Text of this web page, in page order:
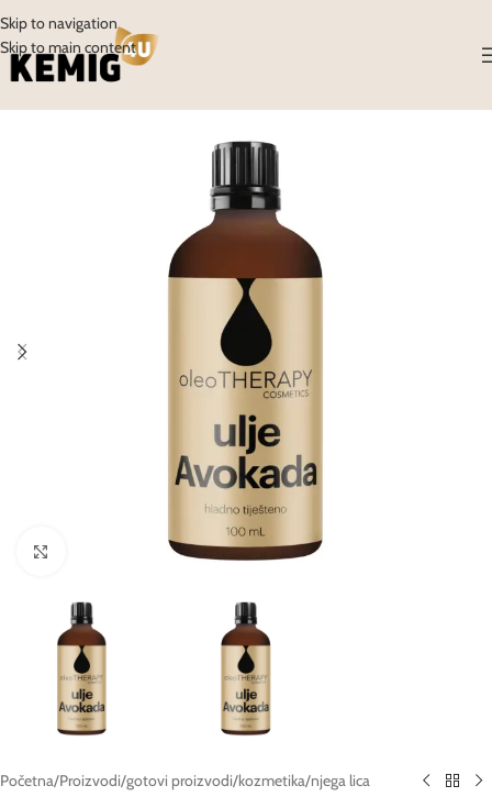
Skip to navigation
Skip to main content
Početna/Proizvodi/gotovi proizvodi/kozmetika/njega lica